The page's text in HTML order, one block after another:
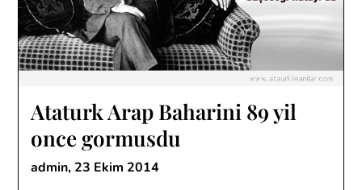
Ataturk Arap Baharini 89 yil
once gormusdu
admin, 23 Ekim 2014